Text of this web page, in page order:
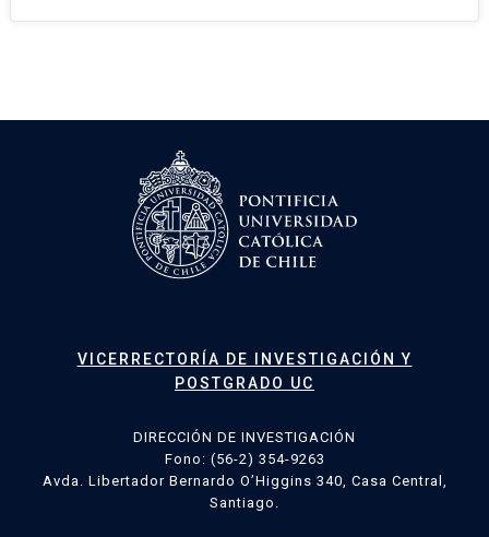
VICERRECTORÍA DE INVESTIGACIÓN Y
POSTGRADO UC
DIRECCIÓN DE INVESTIGACIÓN
Fono: (56-2) 354-9263
Avda. Libertador Bernardo O’Higgins 340, Casa Central,
Santiago.